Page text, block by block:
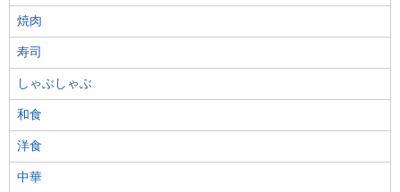
焼肉
寿司
しゃぶしゃぶ
和食
洋食
中華